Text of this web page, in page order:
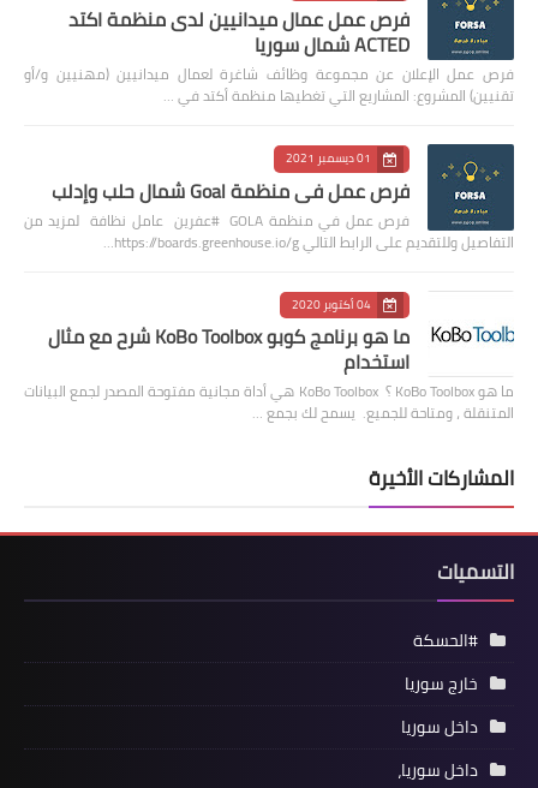
فرص عمل عمال ميدانيين لدى منظمة اكتد
ACTED شمال سوريا
فرص عمل الإعلان عن مجموعة وظائف شاغرة لعمال ميدانيين (مهنيين و/أو
تقنيين) المشروع: المشاريع التي تغطيها منظمة أكتد في …
01 ديسمبر 2021
فرص عمل في منظمة Goal شمال حلب وإدلب
فرص عمل في منظمة GOLA #عفرين عامل نظافة لمزيد من
التفاصيل وللتقديم على الرابط التالي https://boards.greenhouse.io/g…
04 أكتوبر 2020
ما هو برنامج كوبو KoBo Toolbox شرح مع مثال
استخدام
ما هو KoBo Toolbox ؟ KoBo Toolbox هي أداة مجانية مفتوحة المصدر لجمع البيانات
المتنقلة ، ومتاحة للجميع. يسمح لك بجمع …
المشاركات الأخيرة
التسميات
#الحسكة
خارج سوريا
داخل سوريا
داخل سوريا،